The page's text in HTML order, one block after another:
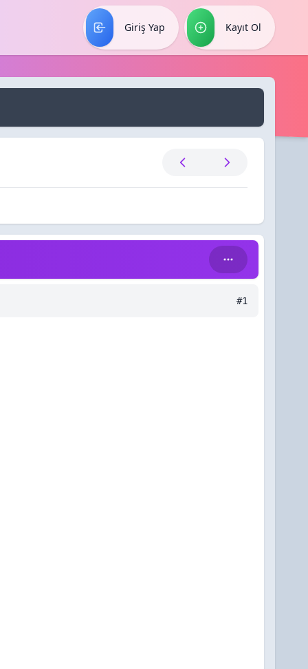
Giriş Yap Kayıt Ol
#1